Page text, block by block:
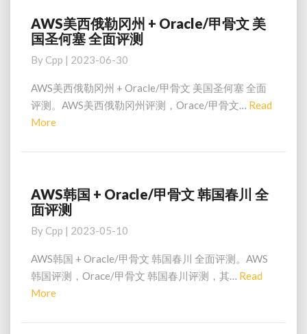
日
本
大
阪
面
评
测
AWS
美
俄
勒
冈
州
+
文
美
国
圣
塞
全
面
测
AWS美西俄勒冈州 + Oracle/甲骨文 美
国圣何塞 全面评测
By Cpp | 2023-06-30
AWS美西俄勒冈州 + Oracle/甲骨文 美国圣何塞 全面
评测。AWS美西俄勒冈州评测，Orace/甲骨文… Read
MoreRead
AWS
韩
+
Oracle/
甲
骨
文
AWS韩国 + Oracle/甲骨文 韩国春川 全
面评测
By Cpp | 2023-05-10
AWS韩国 + Oracle/甲骨文 韩国春川 全面评测。AWS
韩国评测，Orace/甲骨文 韩国春川评测，其… Read
MoreRead